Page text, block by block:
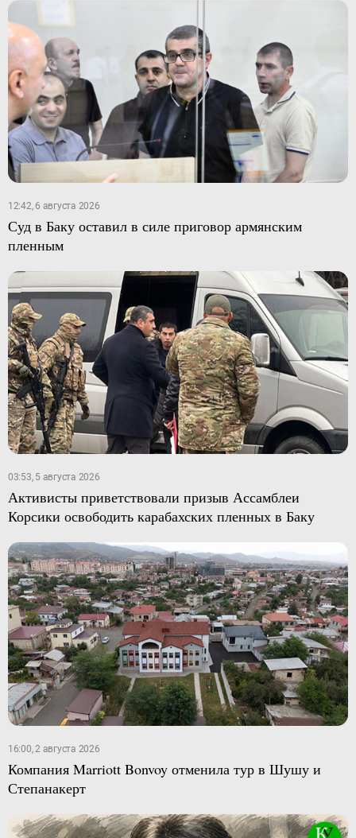
12:42, 6 августа 2026
Суд в Баку оставил в силе приговор армянским
пленным
03:53, 5 августа 2026
Активисты приветствовали призыв Ассамблеи
Корсики освободить карабахских пленных в Баку
16:00, 2 августа 2026
Компания Marriott Bonvoy отменила тур в Шушу и
Степанакерт